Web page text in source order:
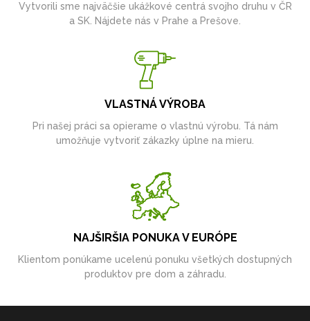
Vytvorili sme najväčšie ukážkové centrá svojho druhu v ČR
a SK. Nájdete nás v Prahe a Prešove.
VLASTNÁ VÝROBA
Pri našej práci sa opierame o vlastnú výrobu. Tá nám
umožňuje vytvoriť zákazky úplne na mieru.
NAJŠIRŠIA PONUKA V EURÓPE
Klientom ponúkame ucelenú ponuku všetkých dostupných
produktov pre dom a záhradu.